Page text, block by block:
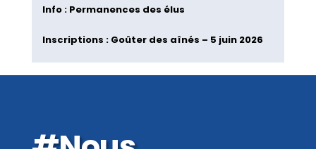
Info : Permanences des élus
Inscriptions : Goûter des aînés – 5 juin 2026